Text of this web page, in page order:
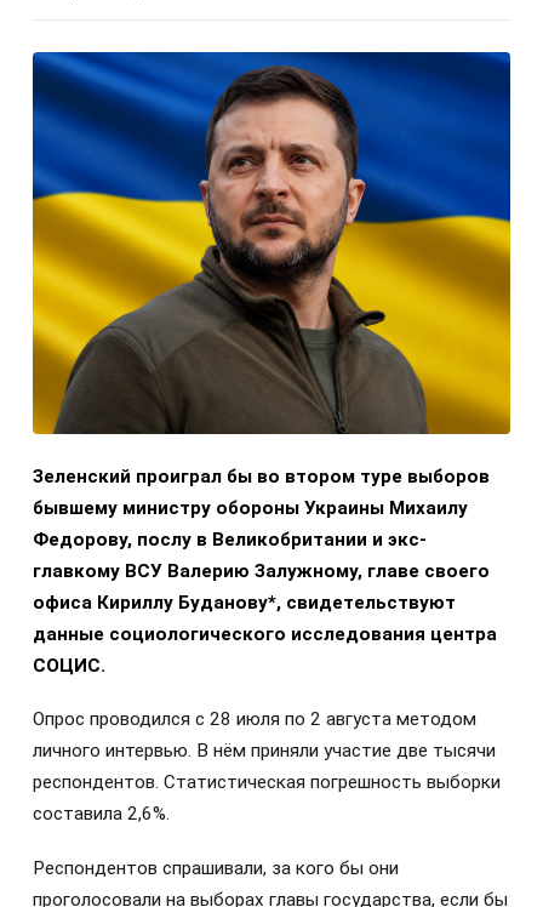
Зеленский проиграл бы во втором туре выборов
бывшему министру обороны Украины Михаилу
Федорову, послу в Великобритании и экс-
главкому ВСУ Валерию Залужному, главе своего
офиса Кириллу Буданову*, свидетельствуют
данные социологического исследования центра
СОЦИС.
Опрос проводился с 28 июля по 2 августа методом
личного интервью. В нём приняли участие две тысячи
респондентов. Статистическая погрешность выборки
составила 2,6%.
Респондентов спрашивали, за кого бы они
проголосовали на выборах главы государства, если бы